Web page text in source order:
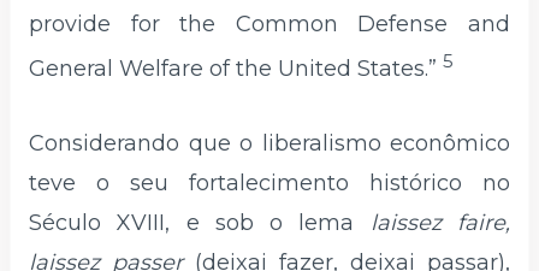
provide for the Common Defense and
General Welfare of the United States.” 5
Considerando que o liberalismo econômico
teve o seu fortalecimento histórico no
Século XVIII, e sob o lema
laissez faire,
laissez passer (deixai fazer, deixai passar),